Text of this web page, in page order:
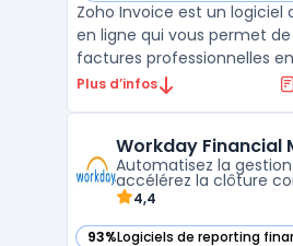
Zoho Invoice est un
en ligne qui vous permet
factures professionnelles
minutes. Il offre également
propose des
gestion des pa ...
Plus d’infos
Workday Financial
Automatisez la
accélérez la clôture
4,4
93%Logiciels de reporting